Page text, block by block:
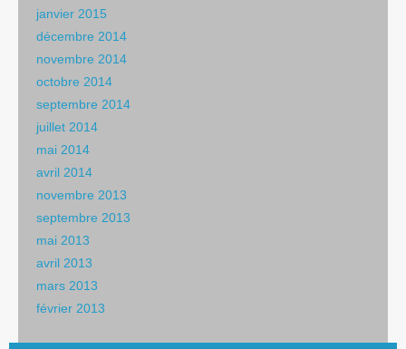
janvier 2015
décembre 2014
novembre 2014
octobre 2014
septembre 2014
juillet 2014
mai 2014
avril 2014
novembre 2013
septembre 2013
mai 2013
avril 2013
mars 2013
février 2013